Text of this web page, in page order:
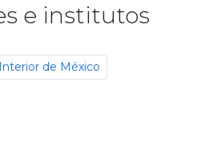
e institutos
Interior de México